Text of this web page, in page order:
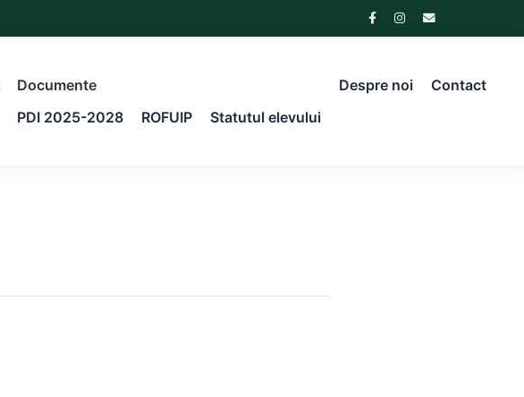
Documente
PDI 2025-2028
ROFUIP Statutul elevului
Despre noi Contact